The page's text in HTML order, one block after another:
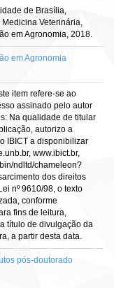
de Brasília,
Veterinária,
em Agronomia, 2018.
em Agronomia
item refere-se ao
assinado pelo autor
Na qualidade de titular
autorizo a
IBICT a disponibilizar
www.ibict.br,
ndltd/chameleon?
dos direitos
nº 9610/98, o texto
conforme
fins de leitura,
título de divulgação da
a partir desta data.
pós-doutorado